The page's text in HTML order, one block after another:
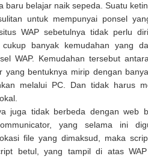
baru belajar naik sepeda. Suatu
untuk mempunyai ponsel
WAP sebetulnya tidak perlu
cukup banyak kemudahan yang
WAP. Kemudahan tersebut
yang bentuknya mirip dengan
melalui PC. Dan tidak harus
juga tidak berbeda dengan web
yang selama ini
file yang dimaksud, maka
betul, yang tampil di atas